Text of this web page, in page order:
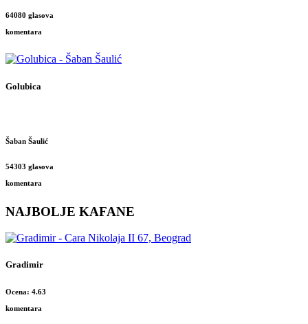
64080 glasova
komentara
Golubica
Šaban Šaulić
54303 glasova
komentara
NAJBOLJE KAFANE
Gradimir
Ocena: 4.63
komentara